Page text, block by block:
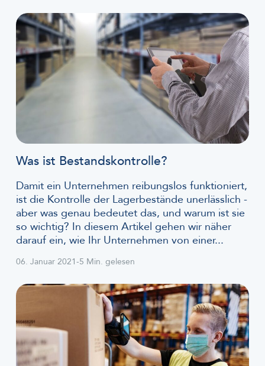
Was ist Bestandskontrolle?
Damit ein Unternehmen reibungslos funktioniert,
ist die Kontrolle der Lagerbestände unerlässlich -
aber was genau bedeutet das, und warum ist sie
so wichtig? In diesem Artikel gehen wir näher
darauf ein, wie Ihr Unternehmen von einer...
06. Januar 2021-5 Min. gelesen